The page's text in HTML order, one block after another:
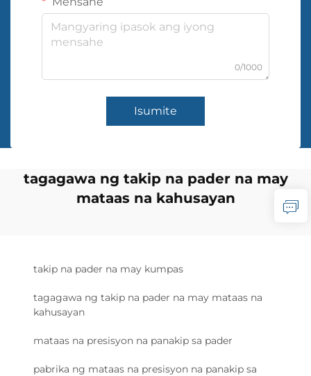
0/1000
Isumite
tagagawa ng takip na pader na may
mataas na kahusayan
takip na pader na may kumpas
tagagawa ng takip na pader na may mataas na
kahusayan
mataas na presisyon na panakip sa pader
pabrika ng mataas na presisyon na panakip sa